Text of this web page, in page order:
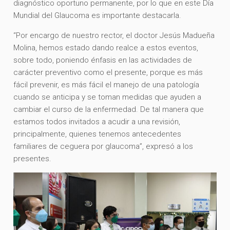
diagnóstico oportuno permanente, por lo que en este Día
Mundial del Glaucoma es importante destacarla.
“Por encargo de nuestro rector, el doctor Jesús Madueña
Molina, hemos estado dando realce a estos eventos,
sobre todo, poniendo énfasis en las actividades de
carácter preventivo como el presente, porque es más
fácil prevenir, es más fácil el manejo de una patología
cuando se anticipa y se toman medidas que ayuden a
cambiar el curso de la enfermedad. De tal manera que
estamos todos invitados a acudir a una revisión,
principalmente, quienes tenemos antecedentes
familiares de ceguera por glaucoma”, expresó a los
presentes.